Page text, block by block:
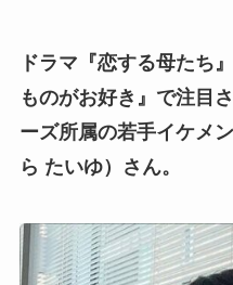
ドラマ『恋する母たち
ものがお好き』で注目さ
ーズ所属の若手イケメ
ら たいゆ）さん。